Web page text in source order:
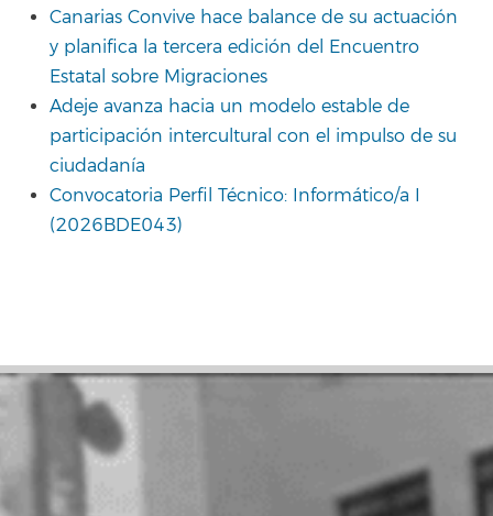
Canarias Convive hace balance de su actuación
y planifica la tercera edición del Encuentro
Estatal sobre Migraciones
Adeje avanza hacia un modelo estable de
participación intercultural con el impulso de su
ciudadanía
Convocatoria Perfil Técnico: Informático/a I
(2026BDE043)